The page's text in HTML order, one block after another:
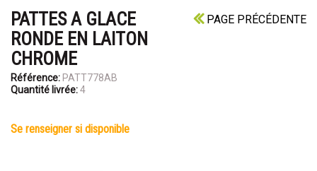
PAGE PRÉCÉDENTE
PATTES A GLACE
RONDE EN LAITON
CHROME
Référence: PATT778AB
Quantité livrée:4
se renseigner si disponible